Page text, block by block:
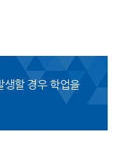
생할 경우 학업을